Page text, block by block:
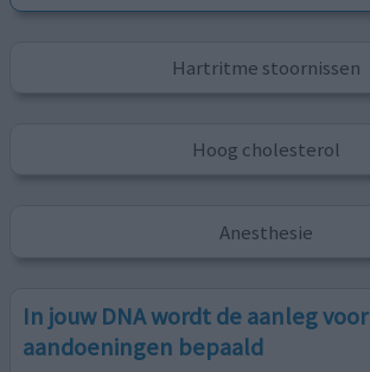
Hartritme stoornissen
Hoog cholesterol
Anesthesie
In jouw DNA wordt de aanleg voor
aandoeningen bepaald